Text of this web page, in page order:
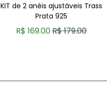
KIT de 2 anéis ajustáveis Trass
Prata 925
R$ 169.00R$ 179.00